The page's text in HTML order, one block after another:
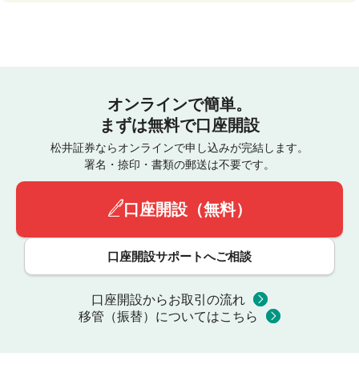
オンラインで簡単。
まずは無料で口座開設
松井証券ならオンラインで申し込みが完結します。
署名・捺印・書類の郵送は不要です。
口座開設（無料）
口座開設サポートへご相談
口座開設からお取引の流れ
移管（振替）についてはこちら